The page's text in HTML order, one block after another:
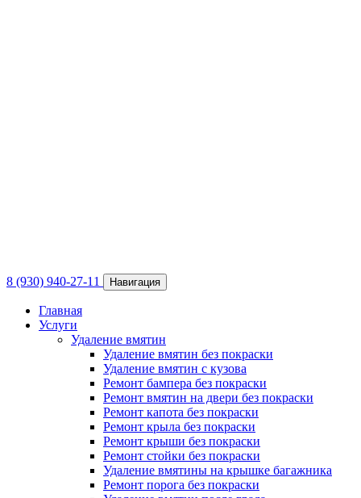
8 (930) 940-27-11 Навигация
Главная
Услуги
Удаление вмятин
Удаление вмятин без покраски
Удаление вмятин с кузова
Ремонт бампера без покраски
Ремонт вмятин на двери без покраски
Ремонт капота без покраски
Ремонт крыла без покраски
Ремонт крыши без покраски
Ремонт стойки без покраски
Удаление вмятины на крышке багажника
Ремонт порога без покраски